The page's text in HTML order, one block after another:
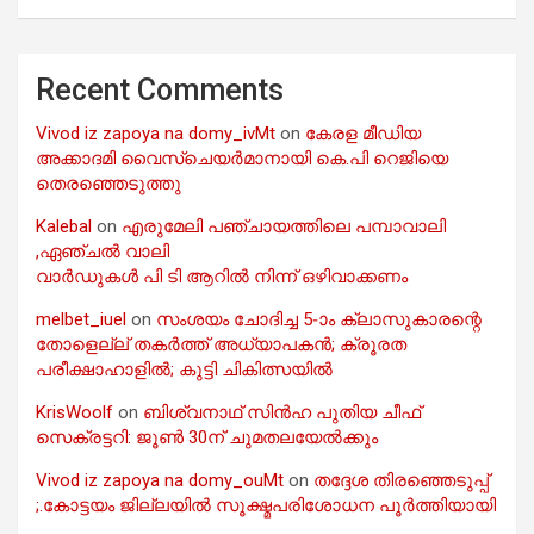
Recent Comments
Vivod iz zapoya na domy_ivMt on കേരള മീഡിയ
അക്കാദമി വൈസ്ചെയർമാനായി കെ.പി റെജിയെ
തെരഞ്ഞെടുത്തു
Kalebal on എരുമേലി പഞ്ചായത്തിലെ പമ്പാവാലി
,ഏഞ്ചൽ വാലി
വാർഡുകൾ പി ടി ആറിൽ നിന്ന് ഒഴിവാക്കണം
melbet_iuel on സംശയം ചോദിച്ച 5-ാം ക്ലാസുകാരന്റെ
തോളെല്ല് തകർത്ത് അധ്യാപകൻ; ക്രൂരത
പരീക്ഷാഹാളിൽ; കുട്ടി ചികിത്സയിൽ
KrisWoolf on ബിശ്വനാഥ് സിൻഹ പുതിയ ചീഫ്
സെക്രട്ടറി: ജൂൺ 30ന് ചുമതലയേൽക്കും
Vivod iz zapoya na domy_ouMt on തദ്ദേശ തിരഞ്ഞെടുപ്പ്
;.കോട്ടയം ജില്ലയിൽ സൂക്ഷ്മപരിശോധന പൂർത്തിയായി